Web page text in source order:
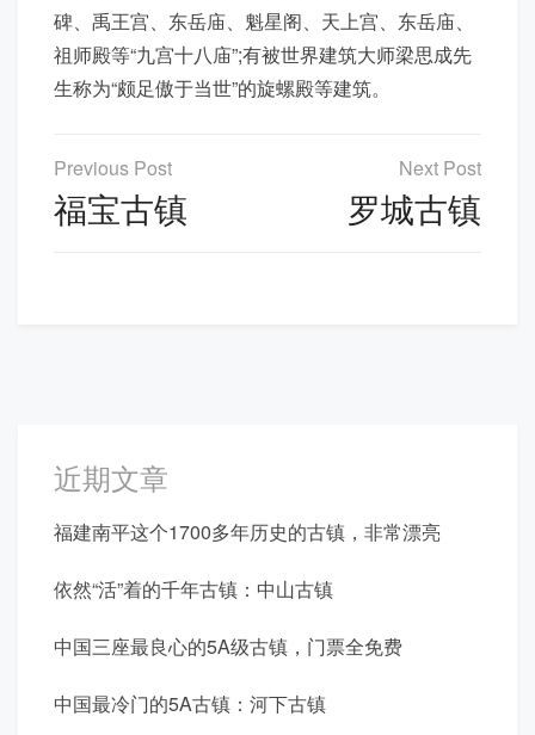
碑、禹王宫、东岳庙、魁星阁、天上宫、东岳庙、
祖师殿等“九宫十八庙”;有被世界建筑大师梁思成先
生称为“颇足傲于当世”的旋螺殿等建筑。
文
章
导
福宝古镇 罗城古镇
近期文章
福建南平这个1700多年历史的古镇，非常漂亮
依然“活”着的千年古镇：中山古镇
中国三座最良心的5A级古镇，门票全免费
中国最冷门的5A古镇：河下古镇